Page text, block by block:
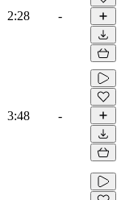
2:28 -
3:48 -